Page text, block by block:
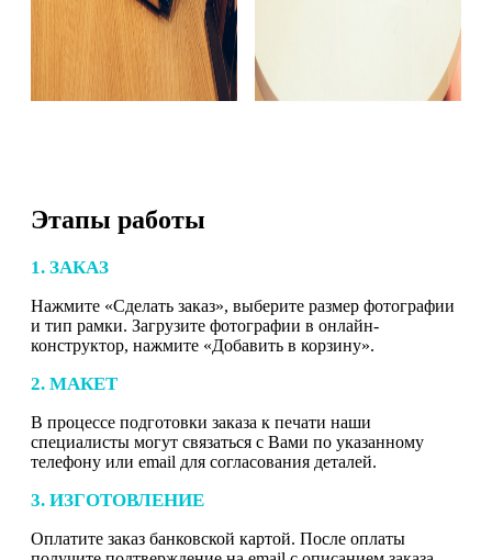
Этапы работы
1. ЗАКАЗ
Нажмите «Сделать заказ», выберите размер фотографии
и тип рамки. Загрузите фотографии в онлайн-
конструктор, нажмите «Добавить в корзину».
2. МАКЕТ
В процессе подготовки заказа к печати наши
специалисты могут связаться с Вами по указанному
телефону или email для согласования деталей.
3. ИЗГОТОВЛЕНИЕ
Оплатите заказ банковской картой. После оплаты